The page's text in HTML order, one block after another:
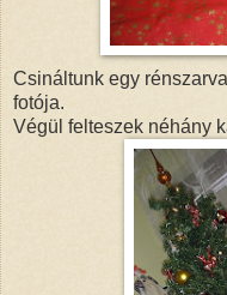
Csináltunk egy
fotója.
Végül felteszek néhány